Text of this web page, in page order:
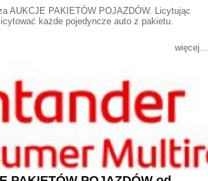
AUKCJE PAKIETÓW POJAZDÓW. Licytując
każde pojedyncze auto z pakietu.
więcej...